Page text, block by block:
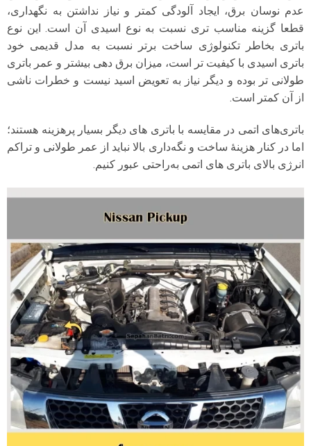
عدم نوسان برق، ایجاد آلودگی کمتر و نیاز نداشتن به نگهداری،
قطعا گزینه مناسب تری نسبت به نوع اسیدی آن است. این نوع
باتری بخاطر تکنولوژی ساخت برتر نسبت به مدل قدیمی خود
باتری اسیدی با کیفیت تر است، میزان برق دهی بیشتر و عمر باتری
طولانی تر بوده و دیگر نیاز به تعویض اسید نیست و خطرات ناشی
از آن کمتر است.
باتری‌های اتمی در مقایسه با باتری‌ های دیگر بسیار پرهزینه هستند؛
اما در کنار هزینهٔ ساخت و نگه‌داری بالا نباید از عمر طولانی و تراکم
انرژی بالای باتری‌ های اتمی به‌راحتی عبور کنیم.